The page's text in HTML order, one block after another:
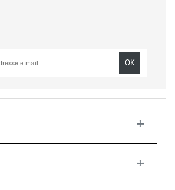
OK
+
+